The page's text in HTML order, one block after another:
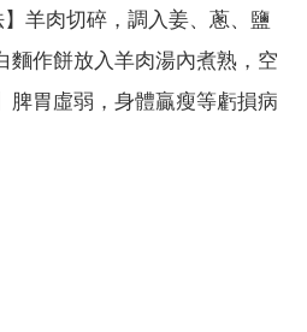
羊肉切碎，調入姜、蔥、鹽
麵作餅放入羊肉湯內煮熟，空
脾胃虛弱，身體贏瘦等虧損病